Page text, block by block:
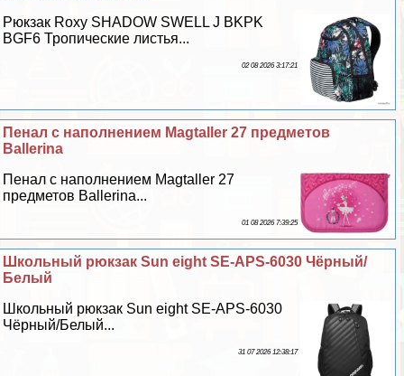
Рюкзак Roxy SHADOW SWELL J BKPK
BGF6 Тропические листья...
02 08 2026 3:17:21
Пенал с наполнением Magtaller 27 предметов
Ballerina
Пенал с наполнением Magtaller 27
предметов Ballerina...
01 08 2026 7:39:25
Школьный рюкзак Sun eight SE-APS-6030 Чёрный/
Белый
Школьный рюкзак Sun eight SE-APS-6030
Чёрный/Белый...
31 07 2026 12:38:17